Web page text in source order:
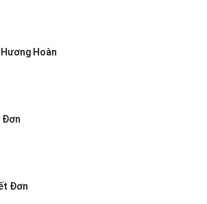
Hoàn
Đơn
Đơn